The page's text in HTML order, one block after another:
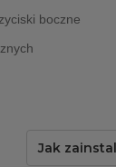
boczne
Jak